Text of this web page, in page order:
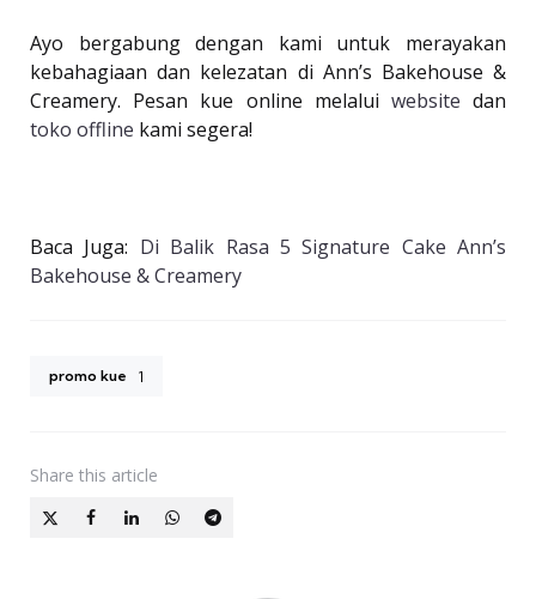
Ayo bergabung dengan kami untuk merayakan
kebahagiaan dan kelezatan di Ann’s Bakehouse &
Creamery. Pesan kue online melalui website dan
toko offline kami segera!
Baca Juga: Di Balik Rasa 5 Signature Cake Ann’s
Bakehouse & Creamery
promo kue 1
Share this article